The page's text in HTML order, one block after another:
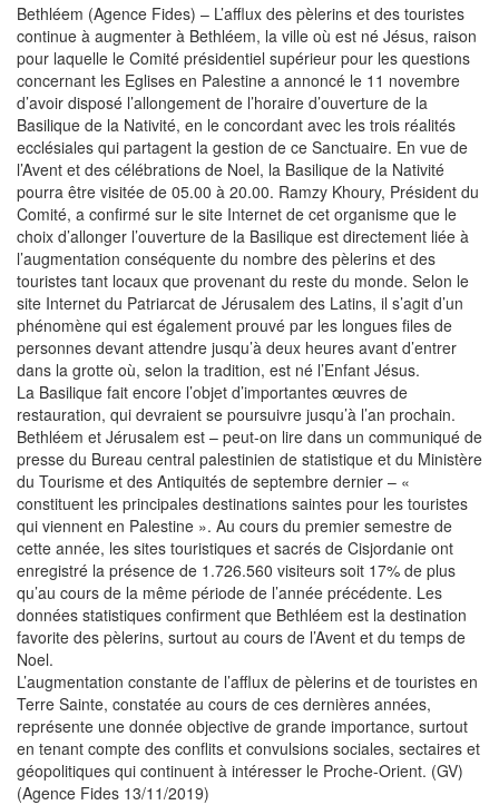
Bethléem (Agence Fides) – L’afflux des pèlerins et des touristes
continue à augmenter à Bethléem, la ville où est né Jésus, raison
pour laquelle le Comité présidentiel supérieur pour les questions
concernant les Eglises en Palestine a annoncé le 11 novembre
d’avoir disposé l’allongement de l’horaire d’ouverture de la
Basilique de la Nativité, en le concordant avec les trois réalités
ecclésiales qui partagent la gestion de ce Sanctuaire. En vue de
l’Avent et des célébrations de Noel, la Basilique de la Nativité
pourra être visitée de 05.00 à 20.00. Ramzy Khoury, Président du
Comité, a confirmé sur le site Internet de cet organisme que le
choix d’allonger l’ouverture de la Basilique est directement liée à
l’augmentation conséquente du nombre des pèlerins et des
touristes tant locaux que provenant du reste du monde. Selon le
site Internet du Patriarcat de Jérusalem des Latins, il s’agit d’un
phénomène qui est également prouvé par les longues files de
personnes devant attendre jusqu’à deux heures avant d’entrer
dans la grotte où, selon la tradition, est né l’Enfant Jésus.
La Basilique fait encore l’objet d’importantes œuvres de
restauration, qui devraient se poursuivre jusqu’à l’an prochain.
Bethléem et Jérusalem est – peut-on lire dans un communiqué de
presse du Bureau central palestinien de statistique et du Ministère
du Tourisme et des Antiquités de septembre dernier – «
constituent les principales destinations saintes pour les touristes
qui viennent en Palestine ». Au cours du premier semestre de
cette année, les sites touristiques et sacrés de Cisjordanie ont
enregistré la présence de 1.726.560 visiteurs soit 17% de plus
qu’au cours de la même période de l’année précédente. Les
données statistiques confirment que Bethléem est la destination
favorite des pèlerins, surtout au cours de l’Avent et du temps de
Noel.
L’augmentation constante de l’afflux de pèlerins et de touristes en
Terre Sainte, constatée au cours de ces dernières années,
représente une donnée objective de grande importance, surtout
en tenant compte des conflits et convulsions sociales, sectaires et
géopolitiques qui continuent à intéresser le Proche-Orient. (GV)
(Agence Fides 13/11/2019)